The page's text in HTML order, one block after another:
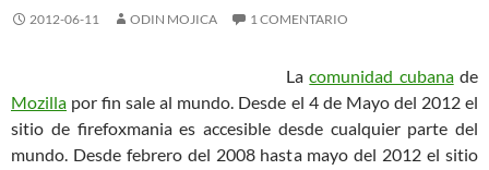
2012-06-11 ODIN MOJICA 1 COMENTARIO
Lacomunidad cubanade
Mozilla por fin sale al mundo. Desde el 4 de Mayo del 2012 el
sitio de firefoxmania es accesible desde cualquier parte del
mundo. Desde febrero del 2008 hasta mayo del 2012 el sitio